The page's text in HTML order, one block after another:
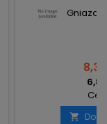
8,36
